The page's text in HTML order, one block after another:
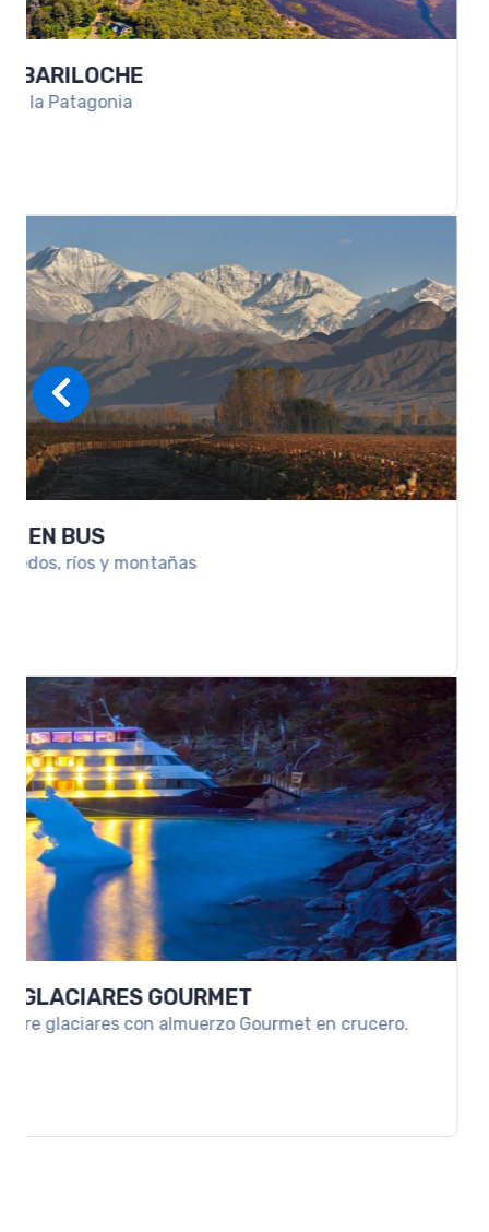
PAQUETE A SALTA Y PURMAMARCA
Una escapada para conocer lo mejor del Norte
SKI EN USHUAIA
Ski en Ushuaia: viví la nieve en el fin del mundo
Desde ARS 1036720
ESCAPADA A SAN MARTIN DE LOS
Un viaje ideal para desconectar y disfrutar la